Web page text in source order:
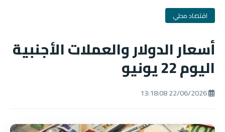
اقتصاد محلي
أسعار الدولار والعملات الأجنبية
اليوم 22 يونيو